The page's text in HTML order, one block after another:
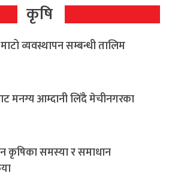
कृषि
व्यवस्थापन सम्बन्धी तालिम
मनग्य आम्दानी लिँदै मेचीनगरका